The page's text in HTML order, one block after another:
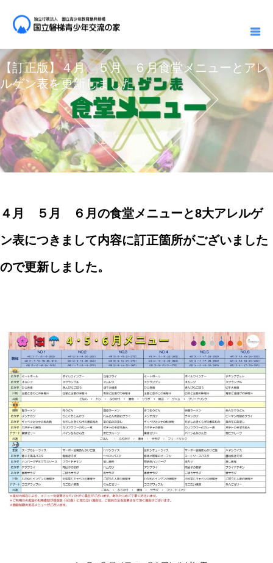
2024.03.28
【訂正版】４月 ５月 ６月食堂メニューとアレ
ルゲン表を更新しました。
４月 ５月 ６月の食堂メニューと8大アレルゲ
ン表につきまして内容に訂正箇所がございました
ので更新しました。